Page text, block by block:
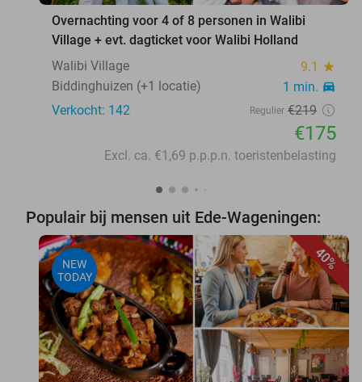
Overnachting voor 4 of 8 personen in Walibi
Village + evt. dagticket voor Walibi Holland
Walibi Village
9.1 star
Biddinghuizen (+1 locatie) 1 min. directions_car
Verkocht: 142 Regulier €219
€175
Excl. ca. €1,69 p.p.p.n. toeristenbelasting
Populair bij mensen uit Ede-Wageningen:
40%
NEW
TODAY